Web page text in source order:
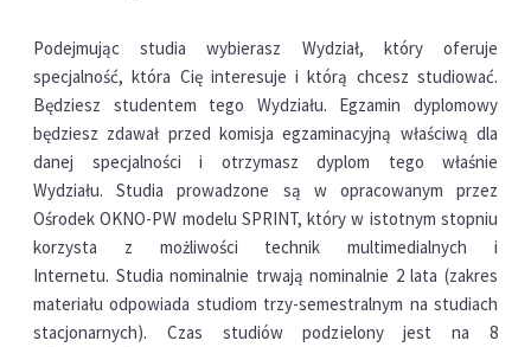
Podejmując studia wybierasz Wydział, który oferuje
specjalność, która Cię interesuje i którą chcesz studiować.
Będziesz studentem tego Wydziału. Egzamin dyplomowy
będziesz zdawał przed komisja egzaminacyjną właściwą dla
danej specjalności i otrzymasz dyplom tego właśnie
Wydziału. Studia prowadzone są w opracowanym przez
Ośrodek OKNO-PW modelu SPRINT, który w istotnym stopniu
korzysta z możliwości technik multimedialnych i
Internetu. Studia nominalnie trwają nominalnie 2 lata (zakres
materiału odpowiada studiom trzy-semestralnym na studiach
stacjonarnych). Czas studiów podzielony jest na 8